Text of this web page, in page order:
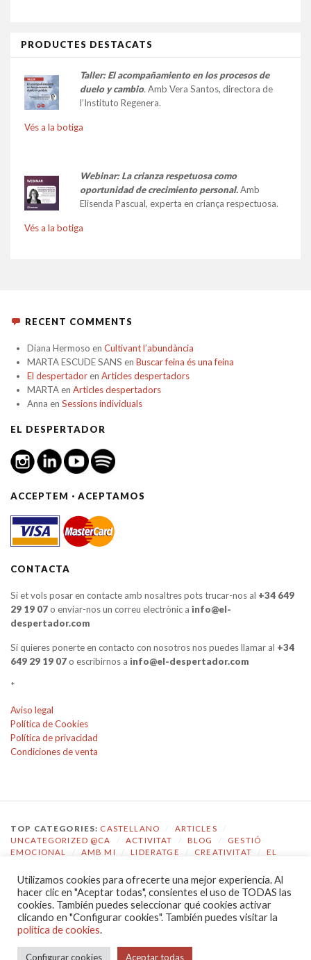
PRODUCTES DESTACATS
Taller: El acompañamiento en los procesos de
duelo y cambio.Amb Vera Santos, directora de
l’Instituto Regenera.
Vés a la botiga
Webinar: La crianza respetuosa como
oportunidad de crecimiento personal.Amb
Elisenda Pascual, experta en criança respectuosa.
Vés a la botiga
RECENT COMMENTS
Diana Hermoso en Cultivant l’abundància
MARTA ESCUDE SANS en Buscar feina és una feina
El despertadoren Articles despertadors
MARTAen Articles despertadors
Anna en Sessions individuals
EL DESPERTADOR
ACCEPTEM · ACEPTAMOS
CONTACTA
Si et vols posar en contacte amb nosaltres pots trucar-nos al +34 649
29 19 07o enviar-nos un correu electrònic a info@el-
despertador.com
Si quieres ponerte en contacto con nosotros nos puedes llamar al +34
649 29 19 07o escribirnos a info@el-despertador.com
*
Aviso legal
Política de Cookies
Política de privacidad
Condiciones de venta
TOP CATEGORIES: CASTELLANO ARTICLES
UNCATEGORIZED @CA
ACTIVITAT BLOG
GESTIÓ
EMOCIONAL
AMB MI LIDERATGE CREATIVITAT
EL
TOP TAGS: COACHING / GESTIÓ EMOCIONAL / ECOLOGIA
EMOCIONAL / EL DESPERTADOR / CONSCIÈNCIA /
AUTOCONEIXEMENT / JOVES / COMPETÈNCIES /
COMUNICACIÓ / LIDERATGE
Utilizamos cookies para ofrecerte una mejor experiencia. Al
hacer clic en "Aceptar todas", consientes el uso de TODAS las
cookies. También puedes seleccionar qué cookies activar
clicando en "Configurar cookies". También puedes visitar la
política de cookies.
Configurar cookies Aceptar todas